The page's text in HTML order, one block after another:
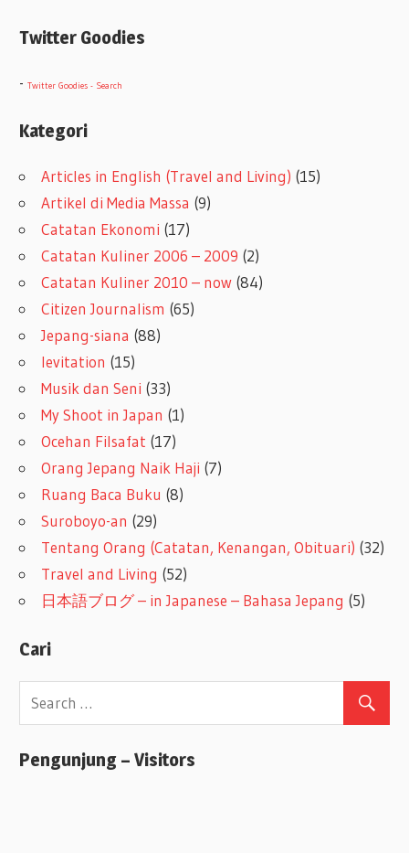
Twitter Goodies
-Twitter Goodies - Search
Kategori
Articles in English (Travel and Living) (15)
Artikel di Media Massa (9)
Catatan Ekonomi (17)
Catatan Kuliner 2006 – 2009 (2)
Catatan Kuliner 2010 – now (84)
Citizen Journalism (65)
Jepang-siana (88)
levitation (15)
Musik dan Seni (33)
My Shoot in Japan (1)
Ocehan Filsafat (17)
Orang Jepang Naik Haji (7)
Ruang Baca Buku (8)
Suroboyo-an (29)
Tentang Orang (Catatan, Kenangan, Obituari) (32)
Travel and Living (52)
日本語ブログ – in Japanese – Bahasa Jepang (5)
Cari
Pengunjung – Visitors